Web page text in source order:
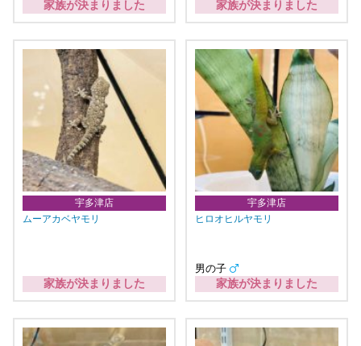
家族が決まりました 家族が決まりました
宇多津店
ムーアカベヤモリ
家族が決まりました
宇多津店
ヒロオヒルヤモリ
男の子
家族が決まりました